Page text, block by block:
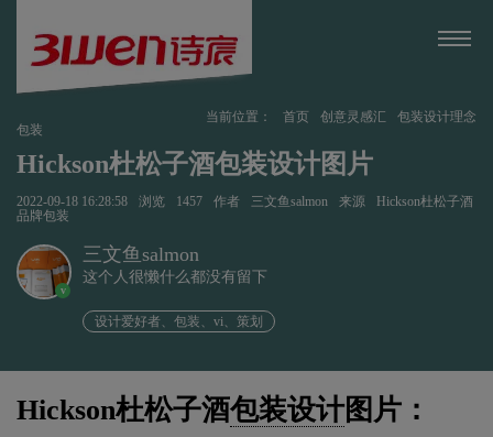
当前位置： 首页 创意灵感汇
包装设计理念
包装
Hickson杜松子酒包装设计图片
2022-09-18 16:28:58 浏览 1457 作者 三文鱼salmon 来源
Hickson杜松子酒
品牌包装
v
三文鱼salmon
这个人很懒什么都没有留下
设计爱好者、包装、vi、策划
Hickson杜松子酒包装设计图片：